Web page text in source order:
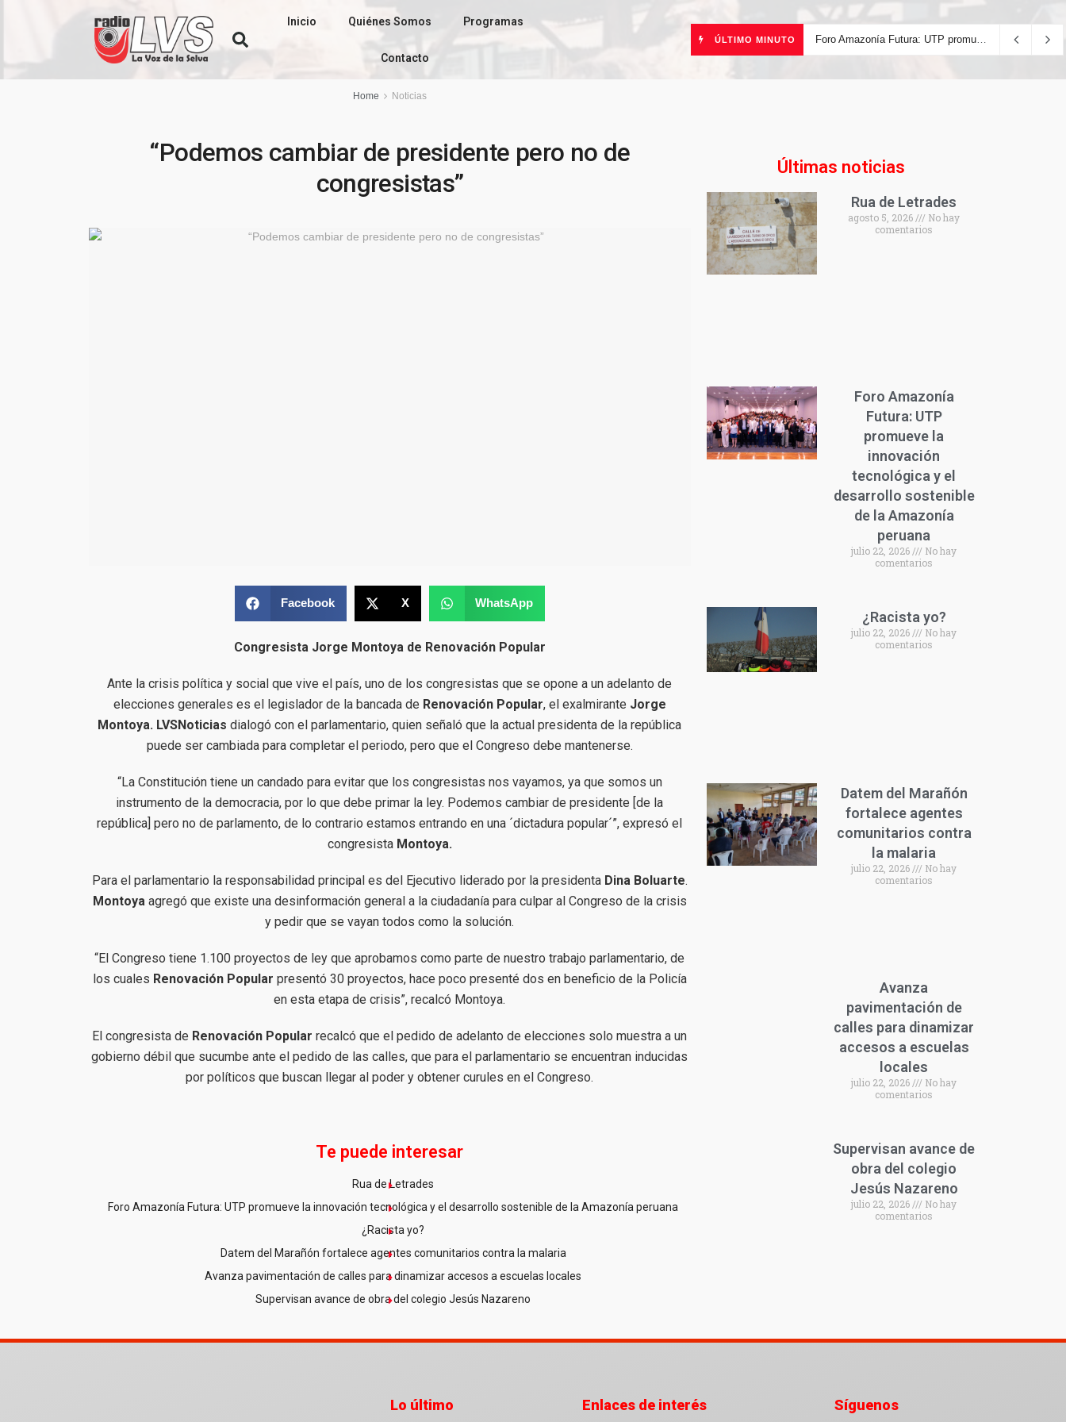
Inicio Quiénes Somos Programas
Contacto
ÚLTIMO MINUTO Foro Amazonía Futura: UTP promueve la innovación tecnológica y el desarrollo sostenible de la Amazonía peruana
Home Noticias
“Podemos cambiar de presidente pero no de
congresistas”
Facebook X WhatsApp
Congresista Jorge Montoya de Renovación Popular
Ante la crisis política y social que vive el país, uno de los congresistas que se opone a un adelanto de
elecciones generales es el legislador de la bancada de Renovación Popular, el exalmirante Jorge
Montoya. LVSNoticias dialogó con el parlamentario, quien señaló que la actual presidenta de la república
puede ser cambiada para completar el periodo, pero que el Congreso debe mantenerse.
“La Constitución tiene un candado para evitar que los congresistas nos vayamos, ya que somos un
instrumento de la democracia, por lo que debe primar la ley. Podemos cambiar de presidente [de la
república] pero no de parlamento, de lo contrario estamos entrando en una ´dictadura popular´”, expresó el
congresista Montoya.
Para el parlamentario la responsabilidad principal es del Ejecutivo liderado por la presidenta Dina Boluarte.
Montoyaagregó que existe una desinformación general a la ciudadanía para culpar al Congreso de la crisis
y pedir que se vayan todos como la solución.
“El Congreso tiene 1.100 proyectos de ley que aprobamos como parte de nuestro trabajo parlamentario, de
los cuales Renovación Popular presentó 30 proyectos, hace poco presenté dos en beneficio de la Policía
en esta etapa de crisis”, recalcó Montoya.
El congresista de Renovación Popular recalcó que el pedido de adelanto de elecciones solo muestra a un
gobierno débil que sucumbe ante el pedido de las calles, que para el parlamentario se encuentran inducidas
por políticos que buscan llegar al poder y obtener curules en el Congreso.
Te puede interesar
Rua de Letrades
Foro Amazonía Futura: UTP promueve la innovación tecnológica y el desarrollo sostenible de la Amazonía peruana
¿Racista yo?
Datem del Marañón fortalece agentes comunitarios contra la malaria
Avanza pavimentación de calles para dinamizar accesos a escuelas locales
Supervisan avance de obra del colegio Jesús Nazareno
Últimas noticias
Rua de Letrades
agosto 5, 2026
No hay
comentarios
Foro Amazonía
Futura: UTP
promueve la
innovación
tecnológica y el
desarrollo sostenible
de la Amazonía
peruana
julio 22, 2026
No hay
comentarios
¿Racista yo?
julio 22, 2026
No hay
comentarios
Datem del Marañón
fortalece agentes
comunitarios contra
la malaria
julio 22, 2026
No hay
comentarios
Avanza
pavimentación de
calles para dinamizar
accesos a escuelas
locales
julio 22, 2026
No hay
comentarios
Supervisan avance de
obra del colegio
Jesús Nazareno
julio 22, 2026
No hay
comentarios
Lo último Enlaces de interés Síguenos